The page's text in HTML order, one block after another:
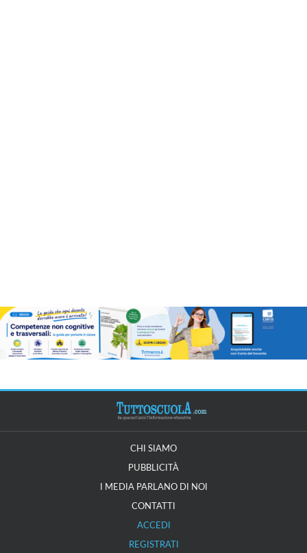
CHI SIAMO
PUBBLICITÀ
I MEDIA PARLANO DI NOI
CONTATTI
ACCEDI
REGISTRATI